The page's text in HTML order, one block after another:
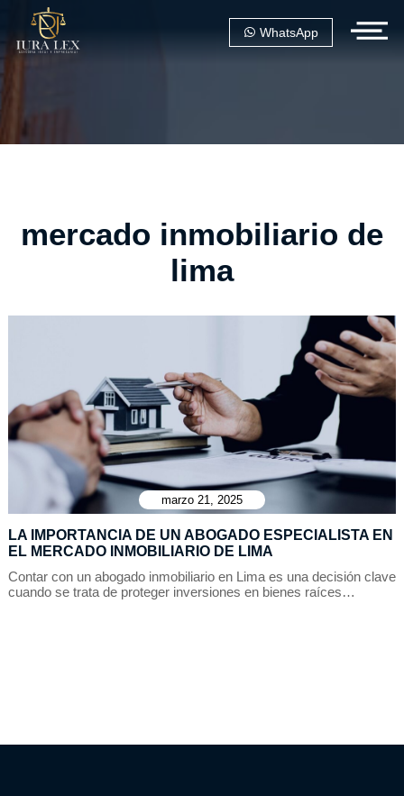
WhatsApp
mercado inmobiliario de
lima
marzo 21, 2025
LA IMPORTANCIA DE UN ABOGADO ESPECIALISTA EN
EL MERCADO INMOBILIARIO DE LIMA
Contar con un abogado inmobiliario en Lima es una decisión clave
cuando se trata de proteger inversiones en bienes raíces…